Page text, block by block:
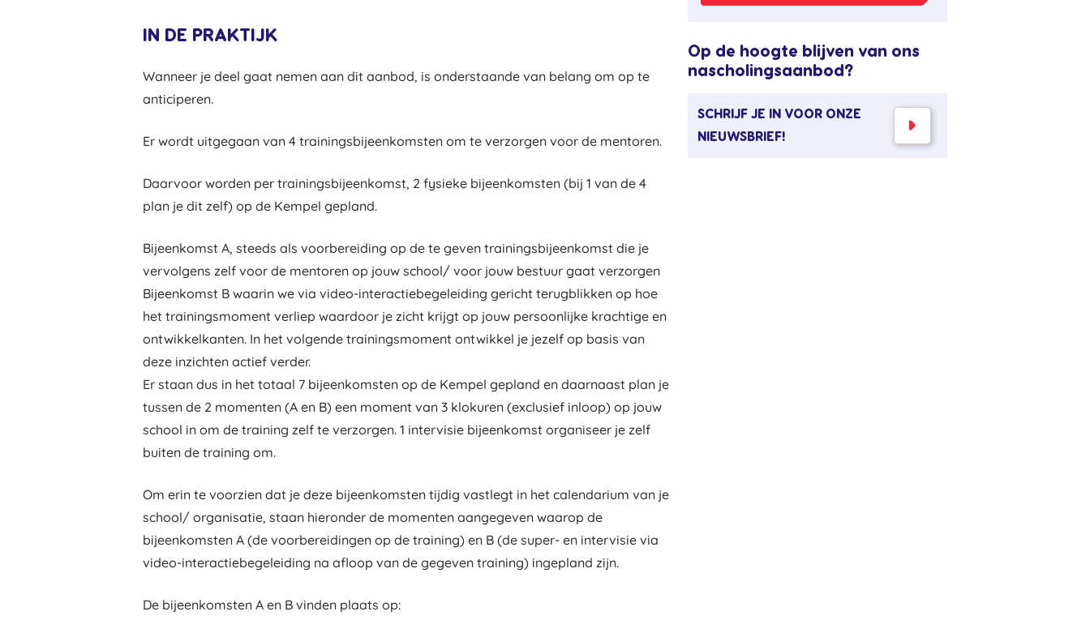
IN DE PRAKTIJK
Wanneer je deel gaat nemen aan dit aanbod, is onderstaande van belang om op te
anticiperen.
Er wordt uitgegaan van 4 trainingsbijeenkomsten om te verzorgen voor de mentoren.
Daarvoor worden per trainingsbijeenkomst, 2 fysieke bijeenkomsten (bij 1 van de 4
plan je dit zelf) op de Kempel gepland.
Bijeenkomst A, steeds als voorbereiding op de te geven trainingsbijeenkomst die je
vervolgens zelf voor de mentoren op jouw school/ voor jouw bestuur gaat verzorgen
Bijeenkomst B waarin we via video-interactiebegeleiding gericht terugblikken op hoe
het trainingsmoment verliep waardoor je zicht krijgt op jouw persoonlijke krachtige en
ontwikkelkanten. In het volgende trainingsmoment ontwikkel je jezelf op basis van
deze inzichten actief verder.
Er staan dus in het totaal 7 bijeenkomsten op de Kempel gepland en daarnaast plan je
tussen de 2 momenten (A en B) een moment van 3 klokuren (exclusief inloop) op jouw
school in om de training zelf te verzorgen. 1 intervisie bijeenkomst organiseer je zelf
buiten de training om.
Om erin te voorzien dat je deze bijeenkomsten tijdig vastlegt in het calendarium van je
school/ organisatie, staan hieronder de momenten aangegeven waarop de
bijeenkomsten A (de voorbereidingen op de training) en B (de super- en intervisie via
video-interactiebegeleiding na afloop van de gegeven training) ingepland zijn.
De bijeenkomsten A en B vinden plaats op:
Op de hoogte blijven van ons
nascholingsaanbod?
SCHRIJF JE IN VOOR ONZE
NIEUWSBRIEF!